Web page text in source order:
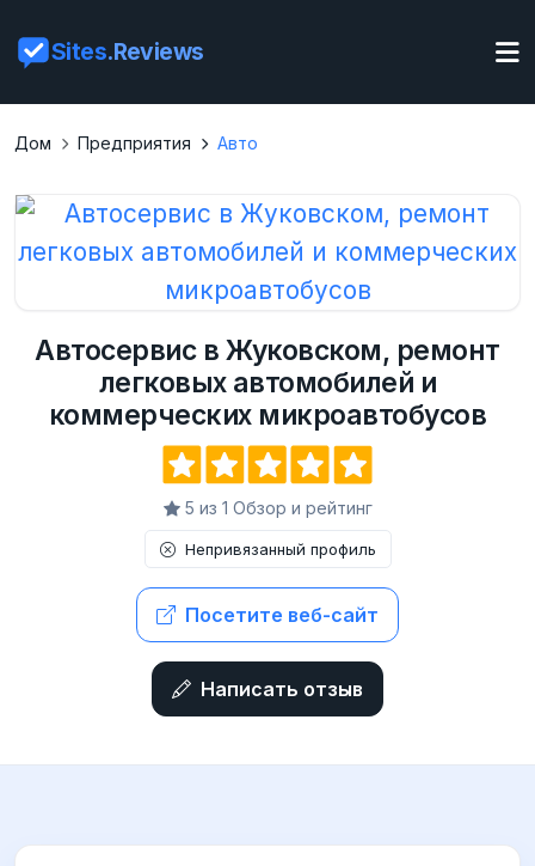
Sites.Reviews
Дом Предприятия Авто
Автосервис в Жуковском, ремонт
легковых автомобилей и
коммерческих микроавтобусов
5 из 1 Обзор и рейтинг
Непривязанный профиль
Посетите веб-сайт
Написать отзыв